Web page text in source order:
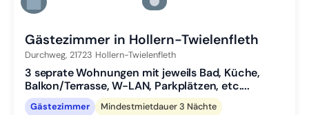
Zu Slide 6 wechseln
Gästezimmer in Hollern-Twielenfleth
Durchweg, 21723 Hollern-Twielenfleth
3 seprate Wohnungen mit jeweils Bad, Küche,
Balkon/Terrasse, W-LAN, Parkplätzen, etc....
Gästezimmer
Mindestmietdauer 3 Nächte